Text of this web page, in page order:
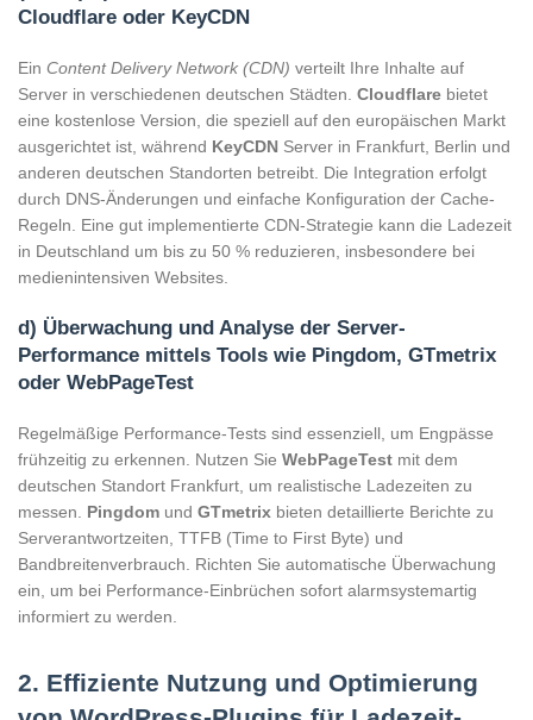
Cloudflare oder KeyCDN
Ein Content Delivery Network (CDN) verteilt Ihre Inhalte auf
Server in verschiedenen deutschen Städten. Cloudflare bietet
eine kostenlose Version, die speziell auf den europäischen Markt
ausgerichtet ist, während KeyCDN Server in Frankfurt, Berlin und
anderen deutschen Standorten betreibt. Die Integration erfolgt
durch DNS-Änderungen und einfache Konfiguration der Cache-
Regeln. Eine gut implementierte CDN-Strategie kann die Ladezeit
in Deutschland um bis zu 50 % reduzieren, insbesondere bei
medienintensiven Websites.
d) Überwachung und Analyse der Server-
Performance mittels Tools wie Pingdom, GTmetrix
oder WebPageTest
Regelmäßige Performance-Tests sind essenziell, um Engpässe
frühzeitig zu erkennen. Nutzen Sie WebPageTest mit dem
deutschen Standort Frankfurt, um realistische Ladezeiten zu
messen. Pingdom und GTmetrix bieten detaillierte Berichte zu
Serverantwortzeiten, TTFB (Time to First Byte) und
Bandbreitenverbrauch. Richten Sie automatische Überwachung
ein, um bei Performance-Einbrüchen sofort alarmsystemartig
informiert zu werden.
2. Effiziente Nutzung und Optimierung